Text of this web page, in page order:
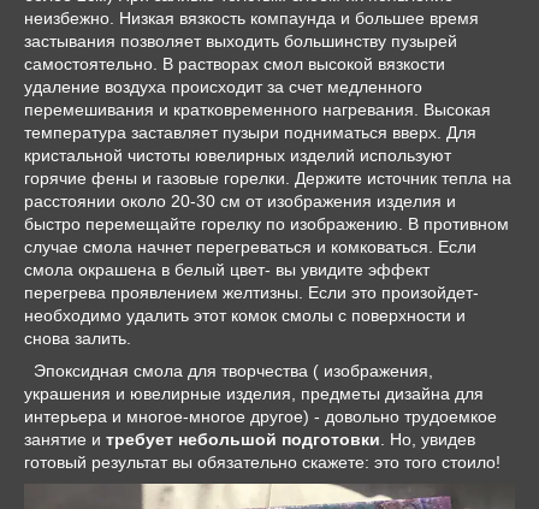
неизбежно. Низкая вязкость компаунда и большее время
застывания позволяет выходить большинству пузырей
самостоятельно. В растворах смол высокой вязкости
удаление воздуха происходит за счет медленного
перемешивания и кратковременного нагревания. Высокая
температура заставляет пузыри подниматься вверх. Для
кристальной чистоты ювелирных изделий используют
горячие фены и газовые горелки. Держите источник тепла на
расстоянии около 20-30 см от изображения изделия и
быстро перемещайте горелку по изображению. В противном
случае смола начнет перегреваться и комковаться. Если
смола окрашена в белый цвет- вы увидите эффект
перегрева проявлением желтизны. Если это произойдет-
необходимо удалить этот комок смолы с поверхности и
снова залить.
Эпоксидная смола для творчества ( изображения,
украшения и ювелирные изделия, предметы дизайна для
интерьера и многое-многое другое) - довольно трудоемкое
занятие и требует небольшой подготовки . Но, увидев
готовый результат вы обязательно скажете: это того стоило!